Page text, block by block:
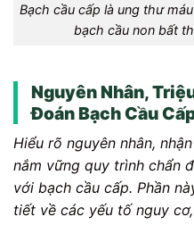
Bạch cầu cấp là ung thư
bạch cầu non bất
Nguyên Nhân,
Đoán Bạch Cầu
Hiểu rõ nguyên nhân,
nắm vững quy trình chẩn
với bạch cầu cấp. Phần
tiết về các yếu tố nguy